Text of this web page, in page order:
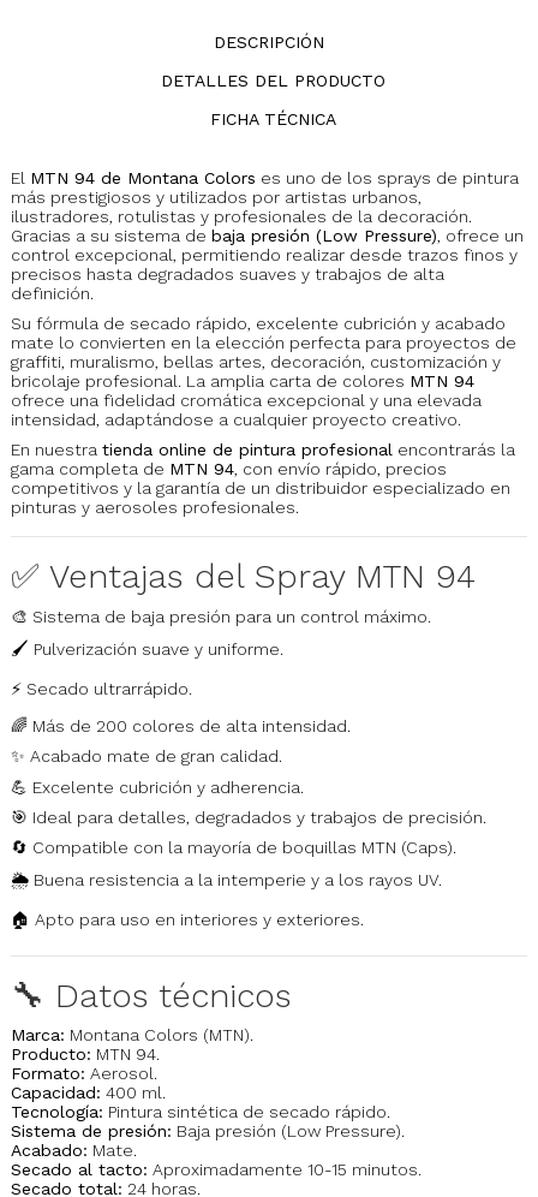
DESCRIPCIÓN
DETALLES DEL PRODUCTO
FICHA TÉCNICA
El MTN 94 de Montana Colors es uno de los sprays de pintura
más prestigiosos y utilizados por artistas urbanos,
ilustradores, rotulistas y profesionales de la decoración.
Gracias a su sistema de baja presión (Low Pressure), ofrece un
control excepcional, permitiendo realizar desde trazos finos y
precisos hasta degradados suaves y trabajos de alta
definición.
Su fórmula de secado rápido, excelente cubrición y acabado
mate lo convierten en la elección perfecta para proyectos de
graffiti, muralismo, bellas artes, decoración, customización y
bricolaje profesional. La amplia carta de colores MTN 94
ofrece una fidelidad cromática excepcional y una elevada
intensidad, adaptándose a cualquier proyecto creativo.
En nuestra tienda online de pintura profesional encontrarás la
gama completa de MTN 94, con envío rápido, precios
competitivos y la garantía de un distribuidor especializado en
pinturas y aerosoles profesionales.
✅ Ventajas del Spray MTN 94
🎨 Sistema de baja presión para un control máximo.
🖌️ Pulverización suave y uniforme.
⚡ Secado ultrarrápido.
🌈 Más de 200 colores de alta intensidad.
✨ Acabado mate de gran calidad.
💪 Excelente cubrición y adherencia.
🎯 Ideal para detalles, degradados y trabajos de precisión.
🔄 Compatible con la mayoría de boquillas MTN (Caps).
🌦️ Buena resistencia a la intemperie y a los rayos UV.
🏠 Apto para uso en interiores y exteriores.
🔧 Datos técnicos
Marca: Montana Colors (MTN).
Producto: MTN 94.
Formato: Aerosol.
Capacidad: 400 ml.
Tecnología: Pintura sintética de secado rápido.
Sistema de presión: Baja presión (Low Pressure).
Acabado: Mate.
Secado al tacto: Aproximadamente 10-15 minutos.
Secado total: 24 horas.